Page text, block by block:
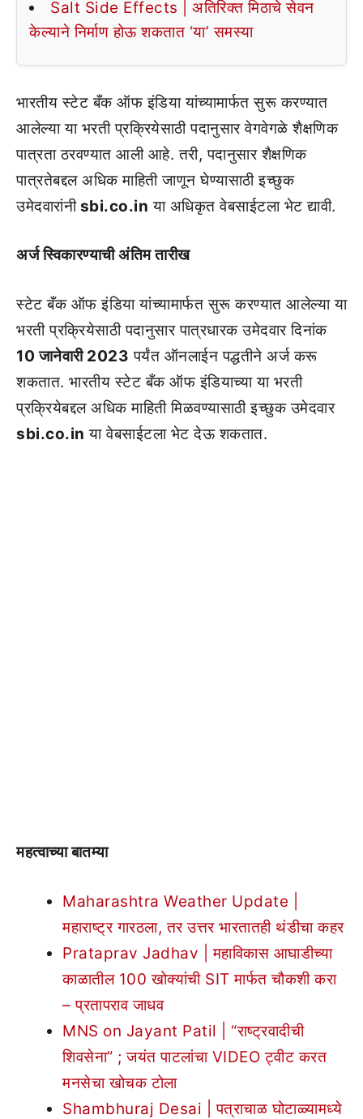
Salt Side Effects | अतिरिक्त मिठाचे सेवन
केल्याने निर्माण होऊ शकतात ‘या’ समस्या
भारतीय स्टेट बँक ऑफ इंडिया यांच्यामार्फत सुरू करण्यात
आलेल्या या भरती प्रक्रियेसाठी पदानुसार वेगवेगळे शैक्षणिक
पात्रता ठरवण्यात आली आहे. तरी, पदानुसार शैक्षणिक
पात्रतेबद्दल अधिक माहिती जाणून घेण्यासाठी इच्छुक
उमेदवारांनीsbi.co.in या अधिकृत वेबसाईटला भेट द्यावी.
अर्ज स्विकारण्याची अंतिम तारीख
स्टेट बँक ऑफ इंडिया यांच्यामार्फत सुरू करण्यात आलेल्या या
भरती प्रक्रियेसाठी पदानुसार पात्रधारक उमेदवार दिनांक
10 जानेवारी 2023 पर्यंत ऑनलाईन पद्धतीने अर्ज करू
शकतात. भारतीय स्टेट बँक ऑफ इंडियाच्या या भरती
प्रक्रियेबद्दल अधिक माहिती मिळवण्यासाठी इच्छुक उमेदवार
sbi.co.in या वेबसाईटला भेट देऊ शकतात.
महत्वाच्या बातम्या
Maharashtra Weather Update |
महाराष्ट्र गारठला, तर उत्तर भारतातही थंडीचा कहर
Prataprav Jadhav | महाविकास आघाडीच्या
काळातील 100 खोक्यांची SIT मार्फत चौकशी करा
– प्रतापराव जाधव
MNS on Jayant Patil | “राष्ट्रवादीची
शिवसेना” ; जयंत पाटलांचा VIDEO ट्वीट करत
मनसेचा खोचक टोला
Shambhuraj Desai | पत्राचाळ घोटाळ्यामध्ये